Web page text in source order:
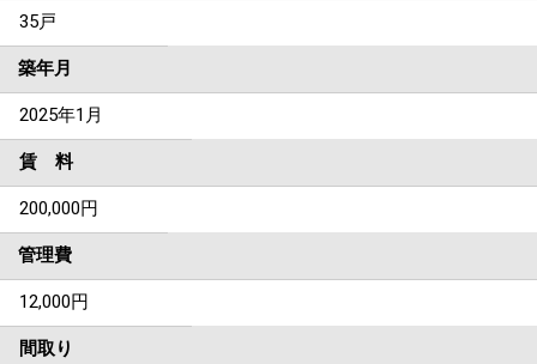
35戸
築年月
2025年1月
賃 料
200,000円
管理費
12,000円
間取り